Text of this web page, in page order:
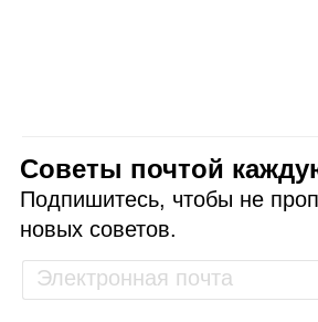
Советы почтой
Подпишитесь, чтобы не
новых советов.